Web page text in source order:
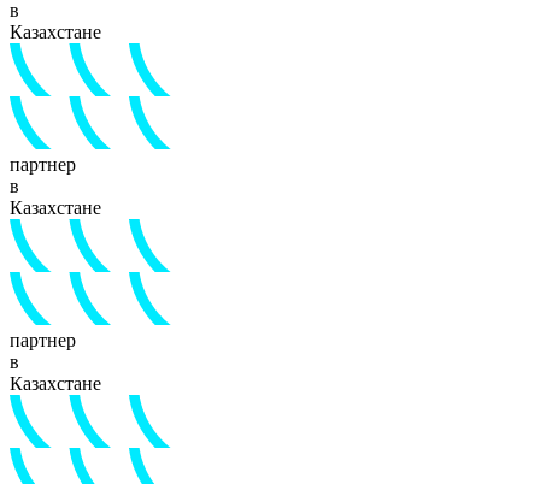
в
Казахстане
партнер
в
Казахстане
партнер
в
Казахстане